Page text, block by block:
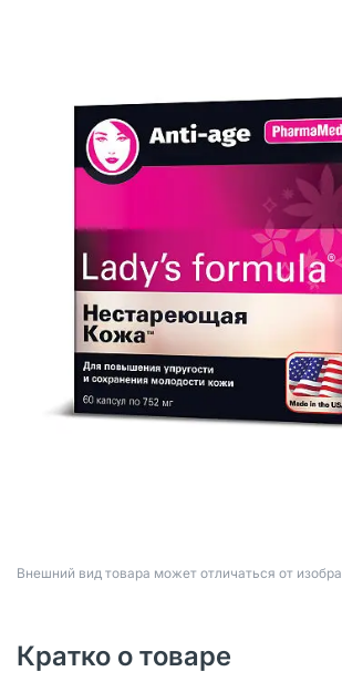
Bнешний вид товара может отличаться от
Кратко о товаре